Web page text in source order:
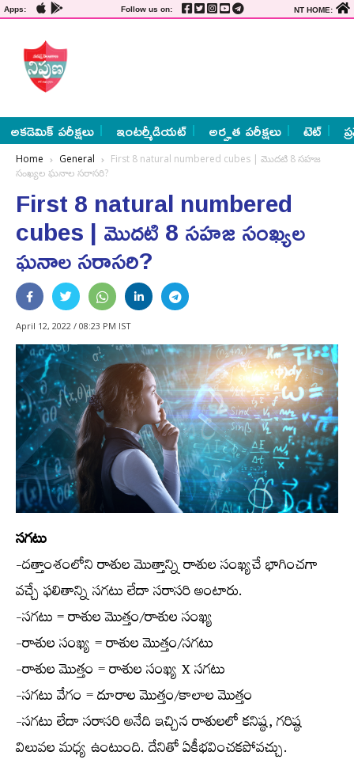
Apps: Follow us on: NT HOME:
అకడెమిక్ పరీక్షలు ఇంటర్మీడియట్ అర్హత పరీక్షలు టెట్
Home General
First 8 natural numbered cubes | మొదటి 8 సహజ
సంఖ్యల ఘనాల సరాసరి?
First 8 natural numbered
cubes | మొదటి 8 సహజ సంఖ్యల
ఘనాల సరాసరి?
April 12, 2022 / 08:23 PM IST
సగటు
-దత్తాంశంలోని రాశుల మొత్తాన్ని రాశుల సంఖ్యచే భాగించగా
వచ్చే ఫలితాన్ని సగటు లేదా సరాసరి అంటారు.
-సగటు = రాశుల మొత్తం/రాశుల సంఖ్య
-రాశుల సంఖ్య = రాశుల మొత్తం/సగటు
-రాశుల మొత్తం = రాశుల సంఖ్య X సగటు
-సగటు వేగం = దూరాల మొత్తం/కాలాల మొత్తం
-సగటు లేదా సరాసరి అనేది ఇచ్చిన రాశులలో కనిష్ఠ, గరిష్ఠ
విలువల మధ్య ఉంటుంది. దేనితో ఏకీభవించకపోవచ్చు.